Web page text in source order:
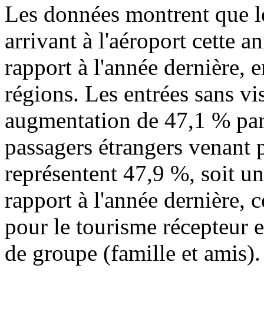
Les données montrent que
arrivant à l'aéroport cette
rapport à l'année dernière,
régions. Les entrées sans
augmentation de 47,1 %
passagers étrangers
représentent 47,9 %, soit
rapport à l'année dernière,
pour le tourisme récepteur
de groupe (famille et amis).